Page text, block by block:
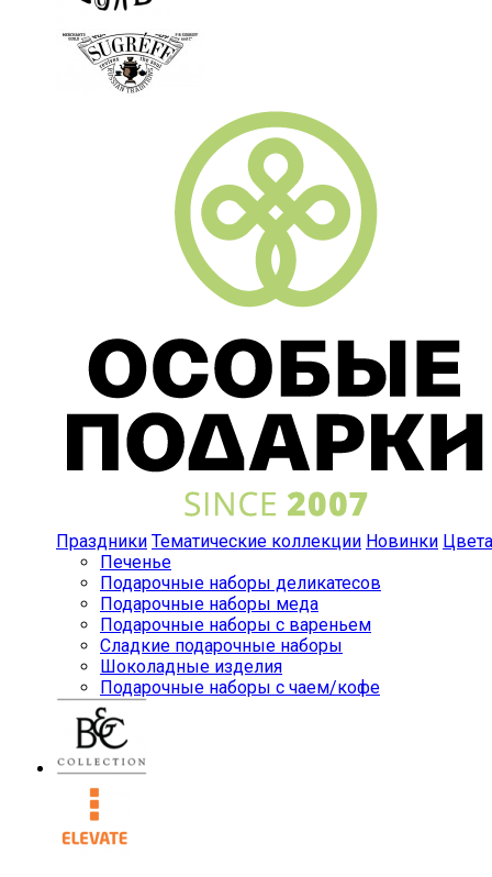
Праздники Тематические коллекции Новинки Цвета
Печенье
Подарочные наборы деликатесов
Подарочные наборы меда
Подарочные наборы с вареньем
Сладкие подарочные наборы
Шоколадные изделия
Подарочные наборы с чаем/кофе